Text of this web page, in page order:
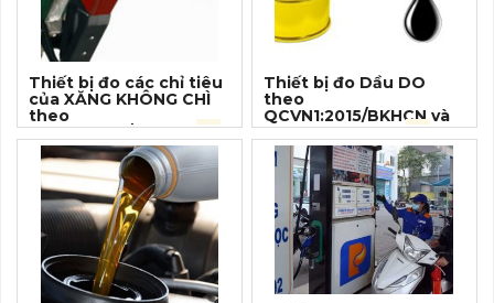
Thiết bị đo các chỉ tiêu
của XĂNG KHÔNG CHÌ
theo
QCVN1:2015/BKHCN(1)
Thiết bị đo Dầu DO
theo
QCVN1:2015/BKHCN và
TCVN 5689:2018(1)